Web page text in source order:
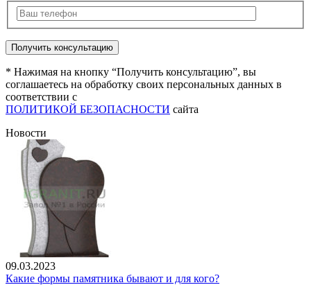
* Нажимая на кнопку “Получить консультацию”, вы
соглашаетесь на обработку своих персональных данных в
соответствии с
ПОЛИТИКОЙ БЕЗОПАСНОСТИ сайта
Новости
09.03.2023
Какие формы памятника бывают и для кого?